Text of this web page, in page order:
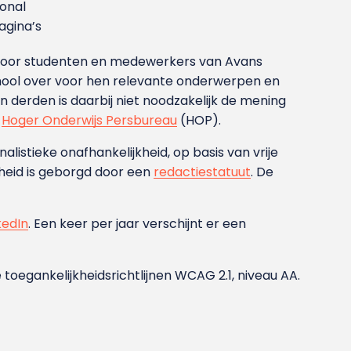
studenten en medewerkers van Avans
over voor hen relevante onderwerpen en
is daarbij niet noodzakelijk de mening
Hoger Onderwijs Persbureau (HOP).
onafhankelijkheid, op basis van vrije
is geborgd door een redactiestatuut. De
. Een keer per jaar verschijnt er een
WCAG 2.1, niveau AA.